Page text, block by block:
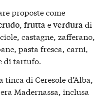
proposte come
, fruttaeverduradi
castagne, zafferano,
pasta fresca, carni,
di tartufo.
tinca di Ceresole d’Alba,
Madernassa, inclusa